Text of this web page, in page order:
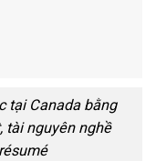
tại Canada bằng
tài nguyên nghề